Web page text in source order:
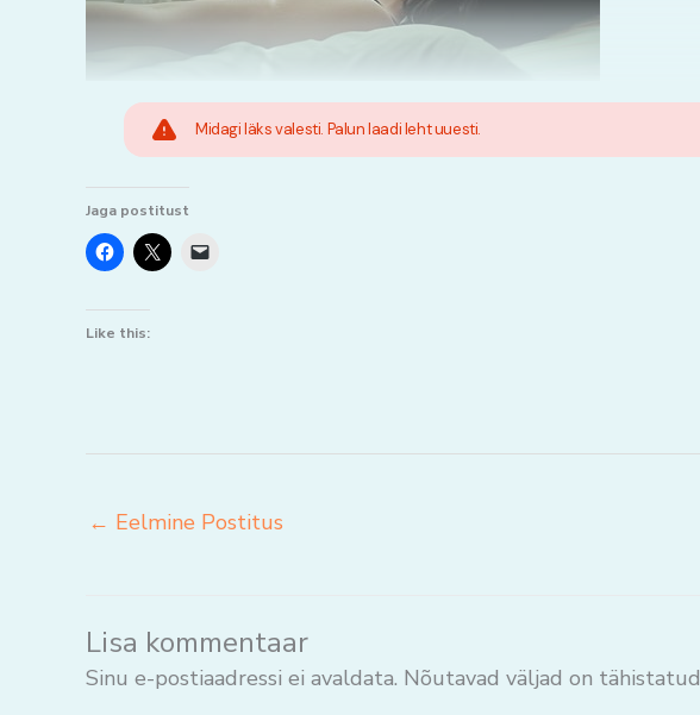
Midagi läks valesti. Palun laadi leht uuesti.
Jaga postitust
Like this:
← Eelmine Postitus
Lisa kommentaar
Sinu e-postiaadressi ei avaldata. Nõutavad väljad on tähistatud